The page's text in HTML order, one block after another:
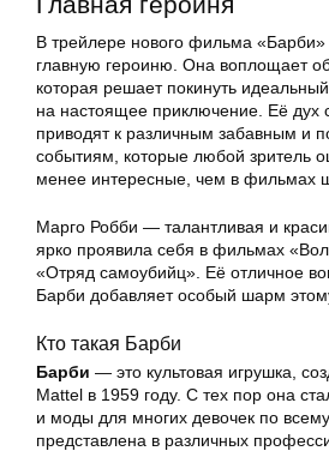
В трейлере нового фильма
главную героиню. Она воплощает
которая решает покинуть
на настоящее приключение. Её дух
приводят к различным забавным и
событиям, которые любой зритель
менее интересные, чем в фильмах
Марго Робби — талантливая и
ярко проявила себя в фильмах
«Отряд самоубийц». Её отличное
Барби добавляет особый шарм
Кто такая Барби
Барби — это культовая игрушка,
Mattel в 1959 году. С тех пор она
и моды для многих девочек по
представлена в различных